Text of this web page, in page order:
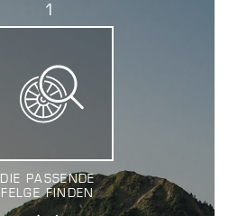
DIE PASSENDE
FELGE FINDEN